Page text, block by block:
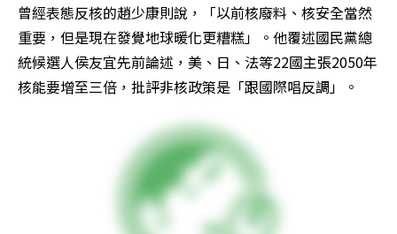
曾經表態反核的趙少康則說，「以前核廢料、核安全當然
重要，但是現在發覺地球暖化更糟糕」。他覆述國民黨總
統候選人侯友宜先前論述，美、日、法等22國主張2050年
核能要增至三倍，批評非核政策是「跟國際唱反調」。